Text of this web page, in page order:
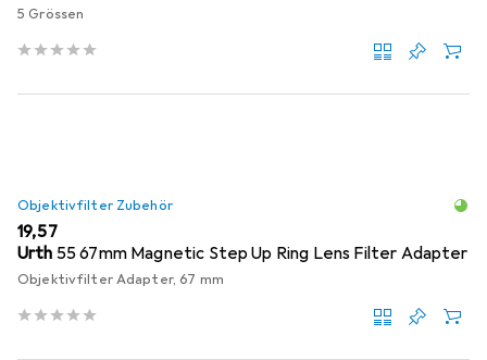
5 Grössen
Objektivfilter Zubehör
EUR
19,57
Urth 55 67mm Magnetic Step Up Ring Lens Filter Adapter
Objektivfilter Adapter, 67 mm